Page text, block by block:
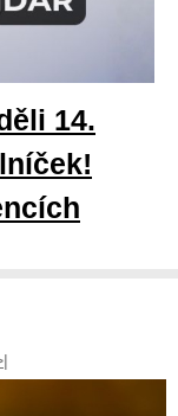
14.